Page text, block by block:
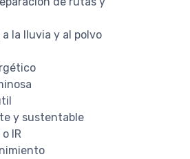
la lluvia y al polvo
y sustentable
IR